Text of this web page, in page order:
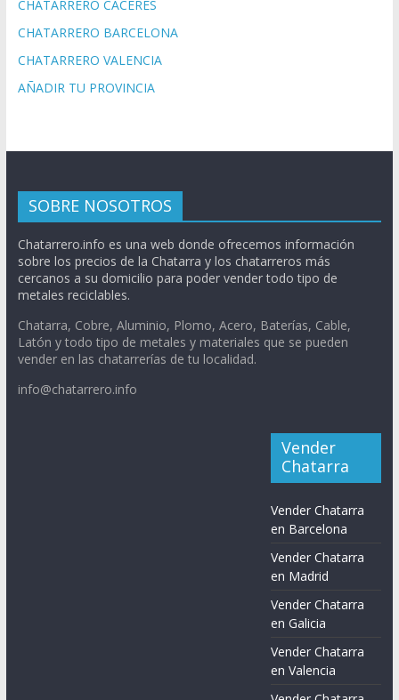
CHATARRERO CACERES
CHATARRERO BARCELONA
CHATARRERO VALENCIA
AÑADIR TU PROVINCIA
SOBRE NOSOTROS
Chatarrero.info es una web donde ofrecemos información
sobre los precios de la Chatarra y los chatarreros más
cercanos a su domicilio para poder vender todo tipo de
metales reciclables.
Chatarra, Cobre, Aluminio, Plomo, Acero, Baterías, Cable,
Latón y todo tipo de metales y materiales que se pueden
vender en las chatarrerías de tu localidad.
info@chatarrero.info
Vender
Chatarra
Vender Chatarra
en Barcelona
Vender Chatarra
en Madrid
Vender Chatarra
en Galicia
Vender Chatarra
en Valencia